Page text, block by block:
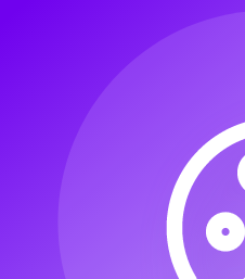
Pro AI
3.0 Pro — crie como um
3.0 Pro, suportando entradas
complexas e consistência de